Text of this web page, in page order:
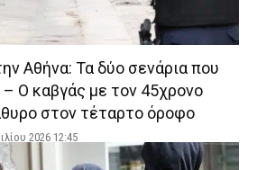
Αθήνα: Τα δύο σενάρια που
– Ο καβγάς με τον 45χρονο
στον τέταρτο όροφο
2026 12:45